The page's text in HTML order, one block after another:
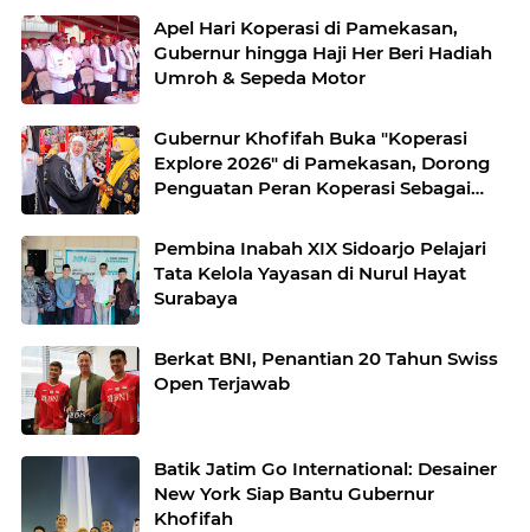
Apel Hari Koperasi di Pamekasan,
Gubernur hingga Haji Her Beri Hadiah
Umroh & Sepeda Motor
Gubernur Khofifah Buka "Koperasi
Explore 2026" di Pamekasan, Dorong
Penguatan Peran Koperasi Sebagai
Sekaligus Perluas Akses Promosi
Pelaku UMKM
Pembina Inabah XIX Sidoarjo Pelajari
Tata Kelola Yayasan di Nurul Hayat
Surabaya
Berkat BNI, Penantian 20 Tahun Swiss
Open Terjawab
Batik Jatim Go International: Desainer
New York Siap Bantu Gubernur
Khofifah